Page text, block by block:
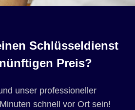
Schlüsseldienst
Preis?
unser professioneller
schnell vor Ort sein!